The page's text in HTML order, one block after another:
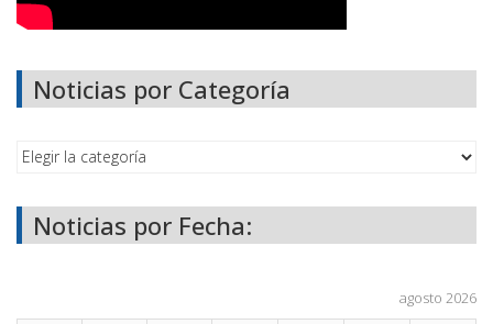
Noticias por Categoría
Noticias por Fecha:
agosto 2026